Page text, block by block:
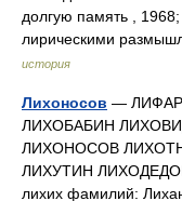
долгую память ,
лирическими
история
Лихоносов —
ЛИХОБАБИН
ЛИХОНОСОВ
ЛИХУТИН
лихих фамилий: